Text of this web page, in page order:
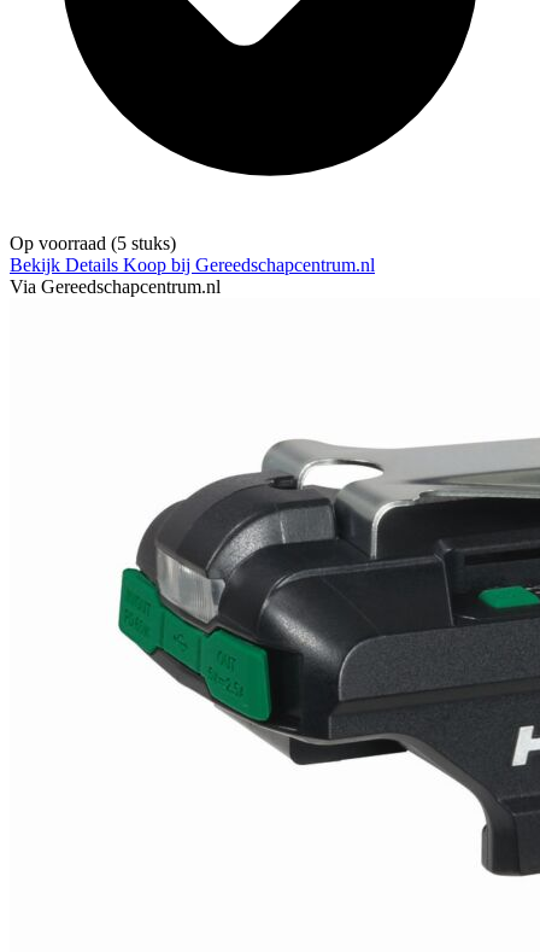
Op voorraad (5 stuks)
Bekijk Details Koop bij Gereedschapcentrum.nl
Via Gereedschapcentrum.nl